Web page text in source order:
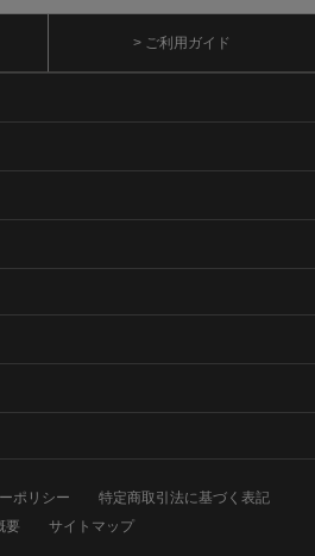
> ご利用ガイド
ポリシー
特定商取引法に基づく表記
要
サイトマップ